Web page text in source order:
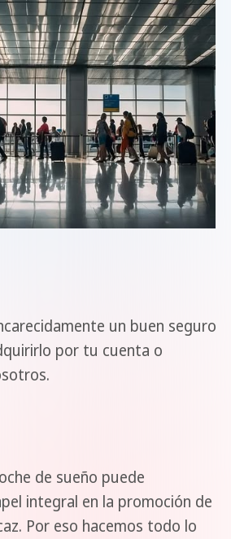
un buen seguro
por tu cuenta o
de sueño puede
integral en la promoción de
Por eso hacemos todo lo